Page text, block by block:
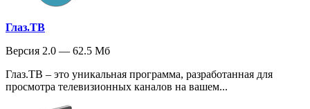
Глаз.ТВ
Версия 2.0 — 62.5 Мб
Глаз.ТВ – это уникальная программа, разработанная для
просмотра телевизионных каналов на вашем...